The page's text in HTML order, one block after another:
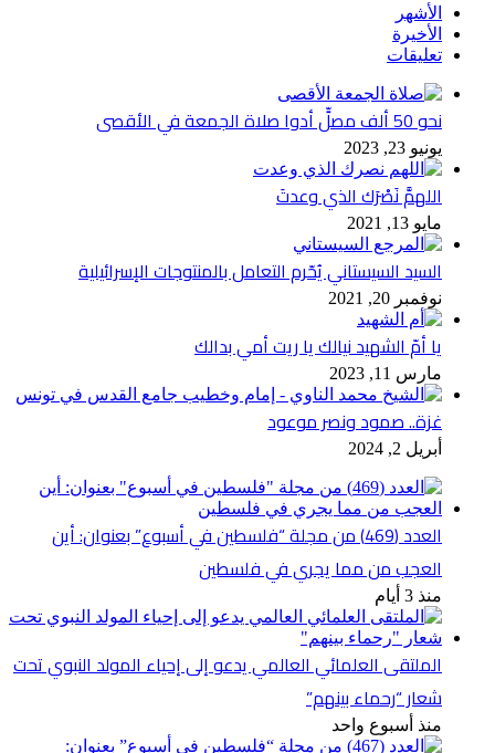
الأشهر
الأخيرة
تعليقات
نحو 50 ألف مصلٍّ أدوا صلاة الجمعة في الأقصى
يونيو 23, 2023
اللهمَّ نَصْرَك الذي وعدتَ
مايو 13, 2021
السيد السيستاني يُحّرم التعامل بالمنتوجات الإسرائيلية
نوفمبر 20, 2021
يا أمّ الشهيد نيالك يا ريت أمي بدالك
مارس 11, 2023
غزة.. صمود ونصر موعود
أبريل 2, 2024
العدد (469) من مجلة “فلسطين في أسبوع” بعنوان: أين
العجب من مما يجري في فلسطين
منذ 3 أيام
الملتقى العلمائي العالمي يدعو إلى إحياء المولد النبوي تحت
شعار “رحماء بينهم”
منذ أسبوع واحد